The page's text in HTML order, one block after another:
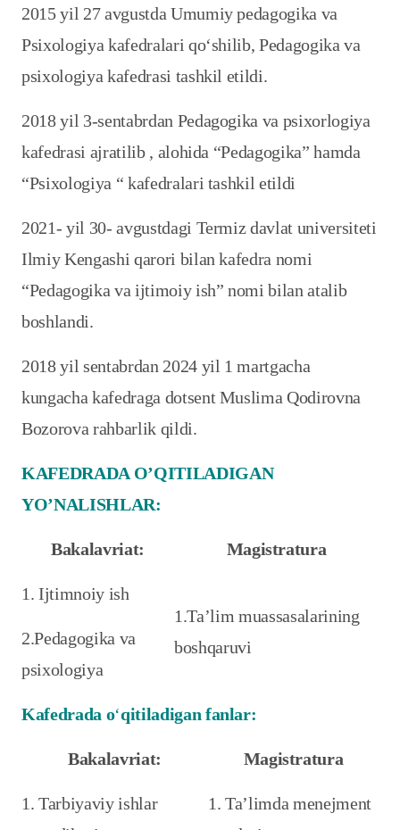
2015 yil 27 avgustda Umumiy pedagogika va
Psixologiya kafedralari qo‘shilib, Pedagogika va
psixologiya kafedrasi tashkil etildi.
2018 yil 3-sentabrdan Pedagogika va psixorlogiya
kafedrasi ajratilib , alohida “Pedagogika” hamda
“Psixologiya “ kafedralari tashkil etildi
2021- yil 30- avgustdagi Termiz davlat universiteti
Ilmiy Kengashi qarori bilan kafedra nomi
“Pedagogika va ijtimoiy ish” nomi bilan atalib
boshlandi.
2018 yil sentabrdan 2024 yil 1 martgacha
kungacha kafedraga dotsent Muslima Qodirovna
Bozorova rahbarlik qildi.
KAFEDRADA O’QITILADIGAN
YO’NALISHLAR:
Bakalavriat: Magistratura
1. Ijtimnoiy ish
2.Pedagogika va
psixologiya
1.Ta’lim muassasalarining
boshqaruvi
Kafedrada o‘qitiladigan fanlar:
Bakalavriat: Magistratura
1. Tarbiyaviy ishlar
1. Ta’limda menejment